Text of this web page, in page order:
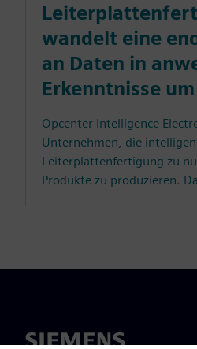
wandelt eine
an Daten in
Erkenntnisse um
Opcenter Intelligence
Unternehmen, die
Leiterplattenfertigung zu
Produkte zu produzieren.